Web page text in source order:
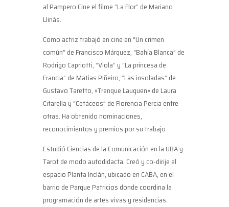
al Pampero Cine el filme “La Flor” de Mariano
Llinás.
Como actriz trabajó en cine en “Un crimen
comùn” de Francisco Márquez, “Bahía Blanca” de
Rodrigo Capriotti, “Viola” y “La princesa de
Francia” de Matias Piñeiro, “Las insoladas” de
Gustavo Taretto, «Trenque Lauquen» de Laura
Citarella y “Cetáceos” de Florencia Percia entre
otras. Ha obtenido nominaciones,
reconocimientos y premios por su trabajo
Estudió Ciencias de la Comunicación en la UBA y
Tarot de modo autodidacta. Creó y co-dirije el
espacio Planta Inclán, ubicado en CABA, en el
barrio de Parque Patricios donde coordina la
programación de artes vivas y residencias.